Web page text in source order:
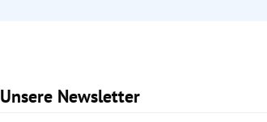
Unsere Newsletter
Slide 1 von 2